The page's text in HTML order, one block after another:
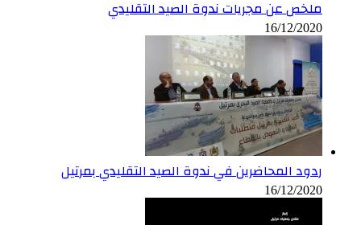
ملخص عن مجريات ندوة الصيد التقليدي
16/12/2020
ردود المحاضرين في ندوة الصيد التقليدي بمرتيل
16/12/2020